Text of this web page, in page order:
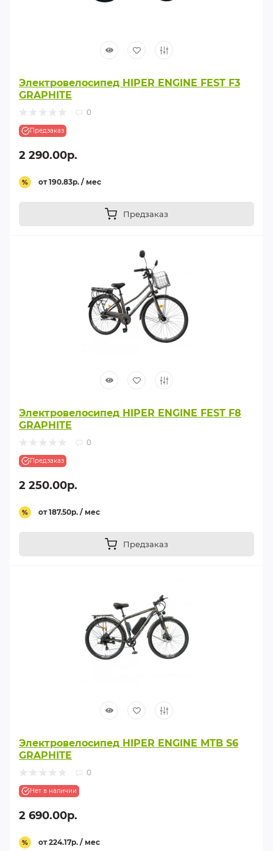
Электровелосипед HIPER ENGINE FEST F3
GRAPHITE
0
Предзаказ
2 290.00р.
% от 190.83р. / мес
Предзаказ
Электровелосипед HIPER ENGINE FEST F8
GRAPHITE
0
Предзаказ
2 250.00р.
% от 187.50р. / мес
Предзаказ
Электровелосипед HIPER ENGINE MTB S6
GRAPHITE
0
Нет в наличии
2 690.00р.
% от 224.17р. / мес